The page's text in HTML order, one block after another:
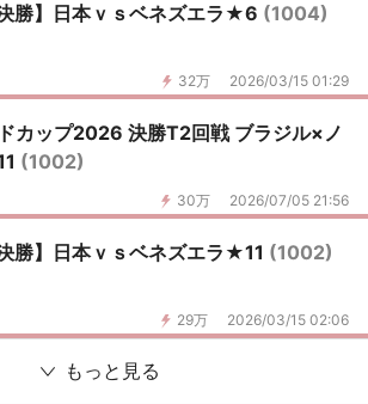
勝】日本ｖｓベネズエラ★6 (1004)
32万 2026/03/15 01:29
カップ2026 決勝T2回戦 ブラジル×ノ
(1002)
30万 2026/07/05 21:56
勝】日本ｖｓベネズエラ★11 (1002)
29万 2026/03/15 02:06
もっと見る